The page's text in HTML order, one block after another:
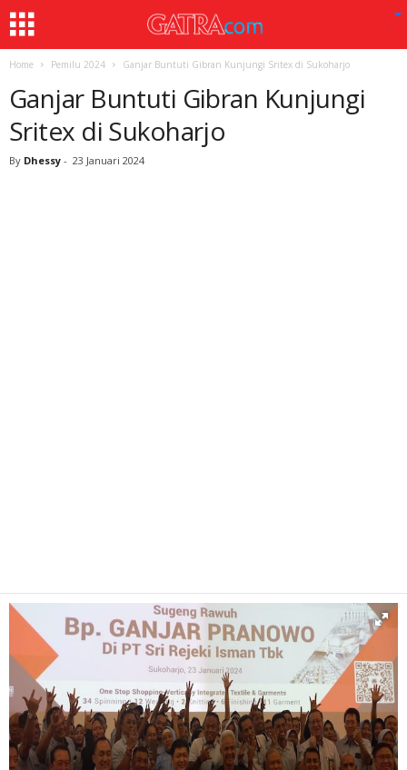
Home Pemilu 2024 Ganjar Buntuti Gibran Kunjungi Sritex di Sukoharjo
Ganjar Buntuti Gibran Kunjungi
Sritex di Sukoharjo
By Dhessy - 23 Januari 2024